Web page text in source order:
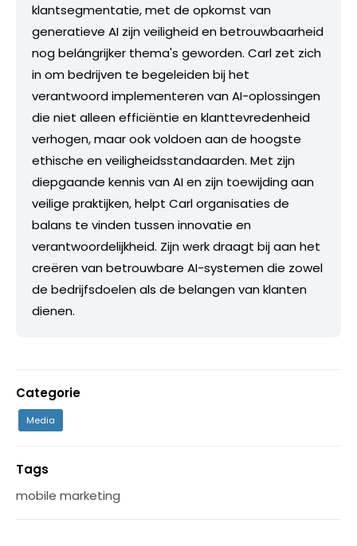
klantsegmentatie, met de opkomst van
generatieve AI zijn veiligheid en betrouwbaarheid
nog belángrijker thema's geworden. Carl zet zich
in om bedrijven te begeleiden bij het
verantwoord implementeren van AI-oplossingen
die niet alleen efficiëntie en klanttevredenheid
verhogen, maar ook voldoen aan de hoogste
ethische en veiligheidsstandaarden. Met zijn
diepgaande kennis van AI en zijn toewijding aan
veilige praktijken, helpt Carl organisaties de
balans te vinden tussen innovatie en
verantwoordelijkheid. Zijn werk draagt bij aan het
creëren van betrouwbare AI-systemen die zowel
de bedrijfsdoelen als de belangen van klanten
dienen.
Categorie
Media
Tags
mobile marketing